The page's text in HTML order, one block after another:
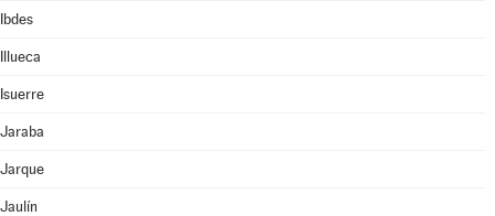
Ibdes
Illueca
Isuerre
Jaraba
Jarque
Jaulín